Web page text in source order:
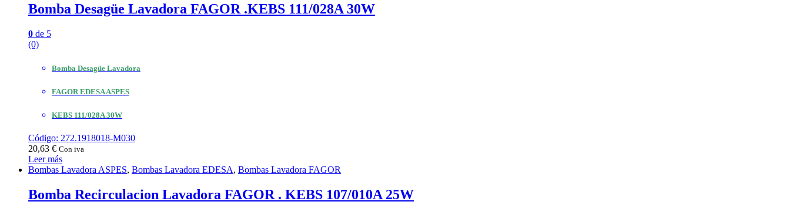
Bomba Desagüe Lavadora FAGOR .KEBS 111/028A 30W
0 de 5
(0)
Bomba Desagüe Lavadora
FAGOR EDESA ASPES
KEBS 111/028A 30W
Código: 272.1918018-M030
20,63 € Con iva
Leer más
Bombas Lavadora ASPES, Bombas Lavadora EDESA, Bombas Lavadora FAGOR
Bomba Recirculacion Lavadora FAGOR . KEBS 107/010A 25W